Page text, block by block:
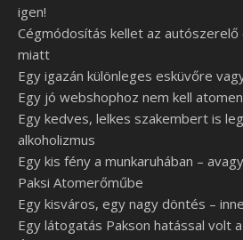
igen!
Cégmódosítás kellet az autószerelő
miatt
Egy igazán különleges esküvőre
Egy jó webshophoz nem kell
Egy kedves, lelkes szakembert is
alkoholizmus
Egy kis fény a munkaruhában –
Paksi Atomerőműbe
Egy kisváros, egy nagy döntés –
Egy látogatás Pakson hatással volt